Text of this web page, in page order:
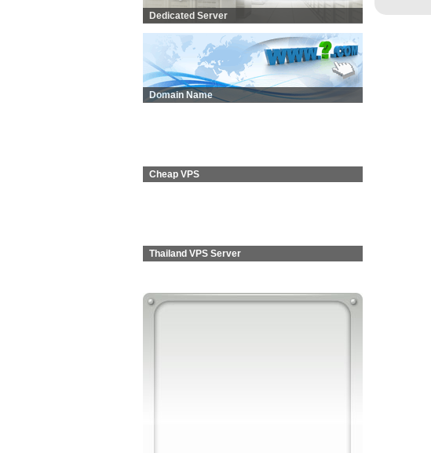
Dedicated Server
Domain Name
Cheap VPS
Thailand VPS Server